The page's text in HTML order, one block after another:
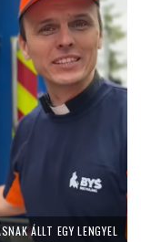
ÁLLT EGY LENGYEL